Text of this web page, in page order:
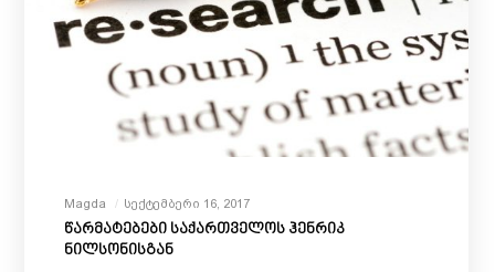
Magda Სექტემბერი 16, 2017
წარმატებები საქართველოს ჰენრიკ
ნილსონისგან